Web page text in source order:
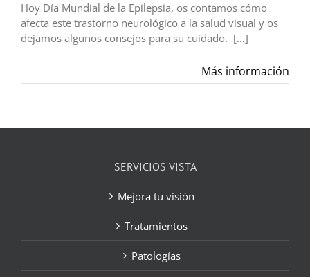
Hoy Día Mundial de la Epilepsia, os contamos cómo
afecta este trastorno neurológico a la salud visual y os
dejamos algunos consejos para su cuidado. […]
Más información
SERVICIOS VISTA
Mejora tu visión
Tratamientos
Patologías